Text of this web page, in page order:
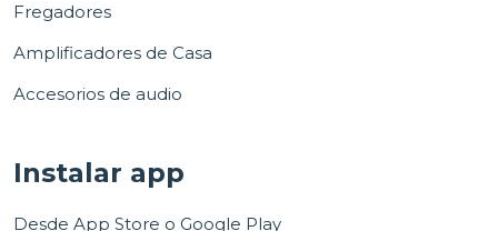
Fregadores
Amplificadores de Casa
Accesorios de audio
Instalar app
Desde App Store o Google Play